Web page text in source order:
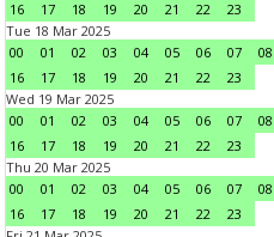
16
17 18 19 20 21 22
23
Tue 18 Mar 2025
00
01 02 03 04 05 06 07 08
16
17 18 19 20 21 22
23
Wed 19 Mar 2025
00
01 02 03 04 05 06 07 08
16
17 18 19 20 21 22
23
Thu 20 Mar 2025
00
01 02 03 04 05 06 07 08
16
17 18 19 20 21 22
23